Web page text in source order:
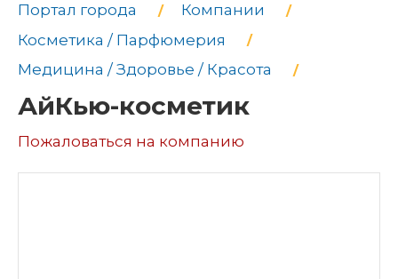
Портал города
Компании
Косметика / Парфюмерия
Медицина / Здоровье / Красота
АйКью-косметик
Пожаловаться на компанию